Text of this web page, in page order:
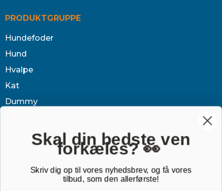
PRODUKTGRUPPE
Hundefoder
Hund
Hvalpe
Kat
Dummy
Tøj & jagt
Sovetid
Skal din bedste ven
forkæles? 👀
Skriv dig op til vores nyhedsbrev, og få vores
tilbud, som den allerførste!